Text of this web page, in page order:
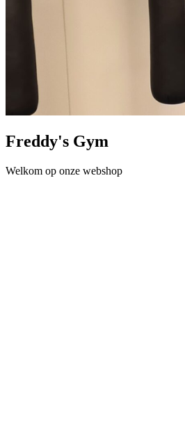
Freddy's Gym
Welkom op onze webshop